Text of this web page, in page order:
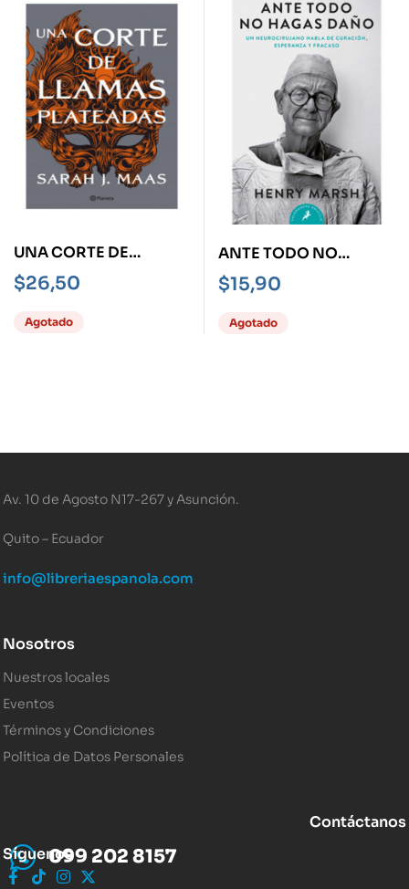
UNA CORTE DE
LLAMAS PLATEADAS
$26,50
Agotado
ANTE TODO NO
HAGAS DAÑO -
BOLSILLO-
$15,90
Agotado
Av. 10 de Agosto N17-267 y Asunción.
Quito – Ecuador
info@libreriaespanola.com
Nosotros
Nuestros locales
Eventos
Términos y Condiciones
Política de Datos Personales
Contáctanos
099 202 8157
Síguenos